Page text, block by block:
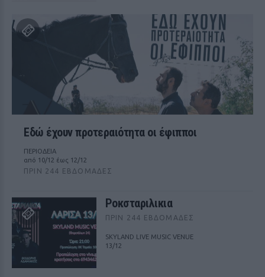
Εδώ έχουν προτεραιότητα οι έφιπποι
ΠΕΡΙΟΔΕΙΑ
από 10/12 έως 12/12
ΠΡΙΝ 244 ΕΒΔΟΜΆΔΕΣ
Ροκσταριλικια
ΠΡΙΝ 244 ΕΒΔΟΜΆΔΕΣ
SKYLAND LIVE MUSIC VENUE
13/12